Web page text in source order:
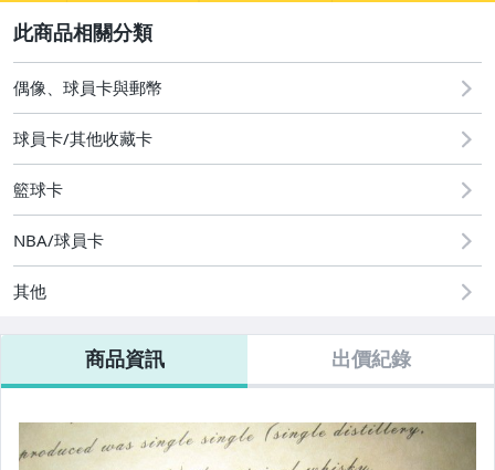
偶像、球員卡與郵幣
偶像、球員卡與郵幣
球員卡/其他收藏卡
籃球卡
NBA/球員卡
其他
商品資訊 出價紀錄